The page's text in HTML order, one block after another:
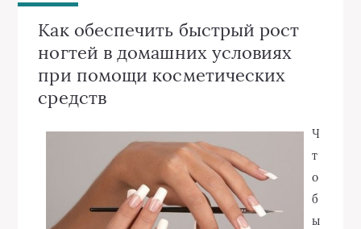
Как обеспечить быстрый рост
ногтей в домашних условиях
при помощи косметических
средств
Ч
т
о
б
ы